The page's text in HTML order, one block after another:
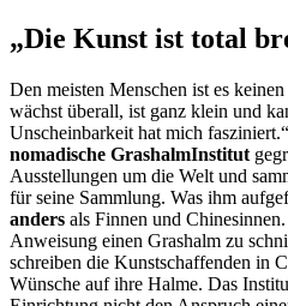
„Die Kunst ist total
Den meisten Menschen ist es
wächst überall, ist ganz klein und
Unscheinbarkeit hat mich
nomadische GrashalmInstitut
Ausstellungen um die Welt und
für seine Sammlung. Was ihm
anders als Finnen und
Anweisung einen Grashalm zu
schreiben die Kunstschaffenden in
Wünsche auf ihre Halme. Das